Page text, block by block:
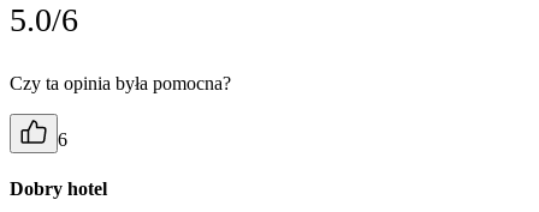
5.0/6
Czy ta opinia była pomocna?
6
Dobry hotel